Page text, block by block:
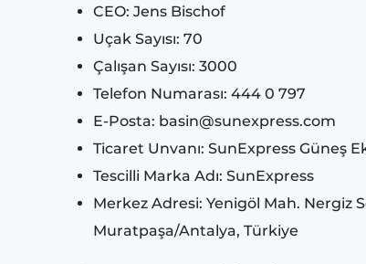
CEO: Jens Bischof
Uçak Sayısı: 70
Çalışan Sayısı: 3000
Telefon Numarası: 444 0 797
E-Posta: basin@sunexpress.com
Ticaret Unvanı: SunExpress Güneş
Tescilli Marka Adı: SunExpress
Merkez Adresi: Yenigöl Mah. Nergiz
Muratpaşa/Antalya, Türkiye